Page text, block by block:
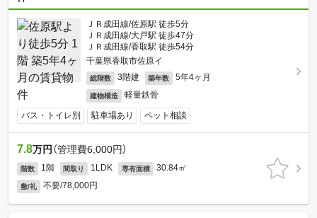
ＪＲ成田線/佐原駅 徒歩5分
ＪＲ成田線/大戸駅 徒歩47分
ＪＲ成田線/香取駅 徒歩54分
千葉県香取市佐原イ
総階数 3階建 築年数 5年4ヶ月
建物構造 軽量鉄骨
バス・トイレ別 駐車場あり ペット相談
7.8万円 （管理費6,000円）
階数 1階 間取り 1LDK 専有面積 30.84㎡
敷/礼 不要/78,000円